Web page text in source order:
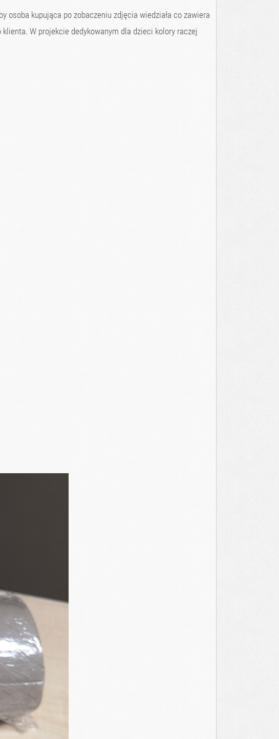
kupująca po zobaczeniu zdjęcia wiedziała co zawiera
W projekcie dedykowanym dla dzieci kolory raczej